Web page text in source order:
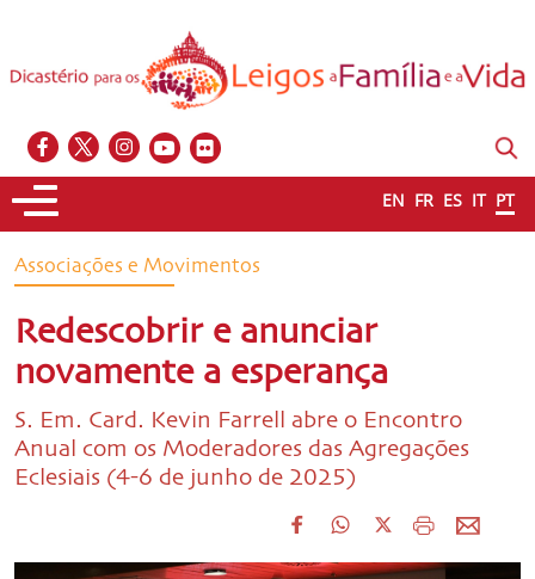
EN FR ES IT PT
Associações e Movimentos
Redescobrir e anunciar
novamente a esperança
S. Em. Card. Kevin Farrell abre o Encontro
Anual com os Moderadores das Agregações
Eclesiais (4-6 de junho de 2025)